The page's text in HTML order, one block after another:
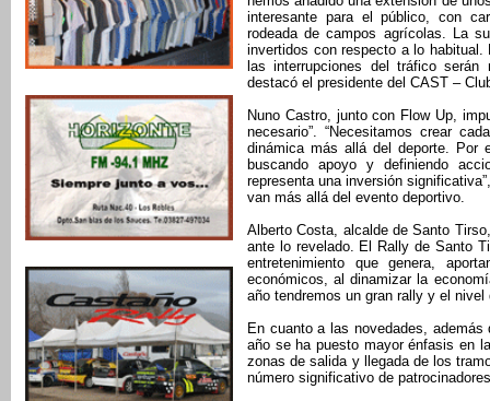
interesante para el público, con
rodeada de campos agrícolas. La
invertidos con respecto a lo
las interrupciones del tráfico
destacó el presidente del CAST –
Nuno Castro, junto con Flow Up,
necesario”. “Necesitamos crear
dinámica más allá del deporte. Por
buscando apoyo y definiendo
representa una inversión
van más allá del evento deportivo.
Alberto Costa, alcalde de Santo
ante lo revelado. El Rally de Santo
entretenimiento que genera,
económicos, al dinamizar la
año tendremos un gran rally y el
En cuanto a las novedades,
año se ha puesto mayor énfasis en
zonas de salida y llegada de los
número significativo de